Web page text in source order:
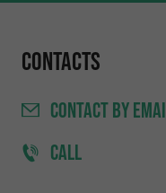
Contacts
CONTACTBY
CALL